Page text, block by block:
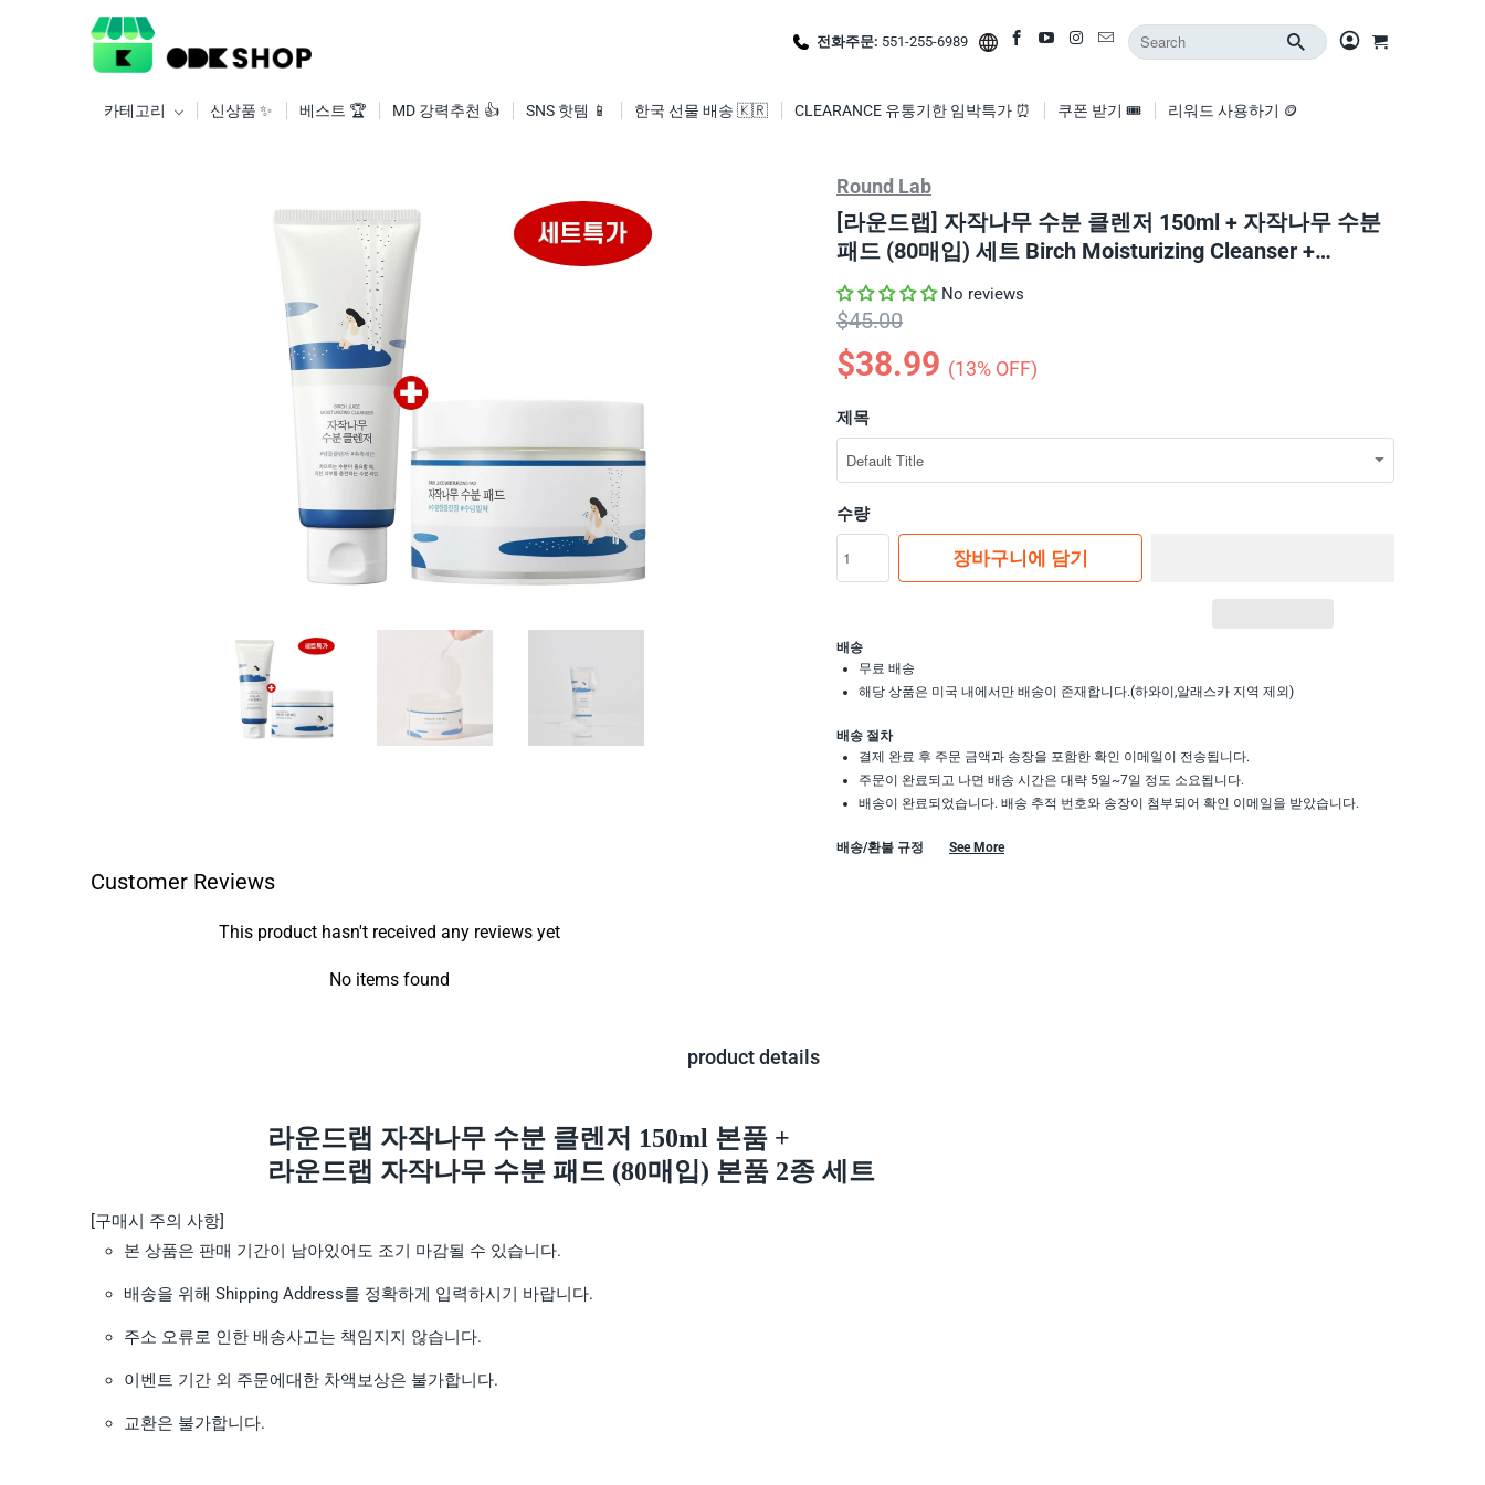
전화주문: 551-255-6989
카테고리 신상품 ✨ 베스트 🏆 MD 강력추천 👍 SNS 핫템 📱 한국 선물 배송 🇰🇷 CLEARANCE 유통기한 임박특가 ⏰ 쿠폰 받기 🎟️ 리워드 사용하기 🪙
Round Lab
[라운드랩] 자작나무 수분 클렌저 150ml + 자작나무 수분
패드 (80매입) 세트 Birch Moisturizing Cleanser +
Moisturizing Pad Bundle Set
No reviews
$45.00
$38.99 (13% OFF)
제목
수량
장바구니에 담기
배송
무료 배송
해당 상품은 미국 내에서만 배송이 존재합니다.(하와이,알래스카 지역 제외)
배송 절차
결제 완료 후 주문 금액과 송장을 포함한 확인 이메일이 전송됩니다.
주문이 완료되고 나면 배송 시간은 대략 5일~7일 정도 소요됩니다.
배송이 완료되었습니다. 배송 추적 번호와 송장이 첨부되어 확인 이메일을 받았습니다.
배송/환불 규정 See More
Customer Reviews
This product hasn't received any reviews yet
No items found
product details
라운드랩 자작나무 수분 클렌저 150ml 본품 +
라운드랩 자작나무 수분 패드 (80매입) 본품 2종 세트
[구매시 주의 사항]
본 상품은 판매 기간이 남아있어도 조기 마감될 수 있습니다.
배송을 위해 Shipping Address를 정확하게 입력하시기 바랍니다.
주소 오류로 인한 배송사고는 책임지지 않습니다.
이벤트 기간 외 주문에대한 차액보상은 불가합니다.
교환은 불가합니다.